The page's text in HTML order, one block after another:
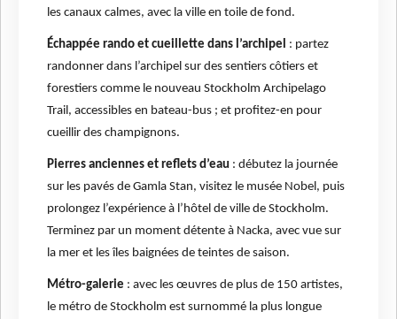
les canaux calmes, avec la ville en toile de fond.
Échappée rando et cueillette dans l’archipel : partez
randonner dans l’archipel sur des sentiers côtiers et
forestiers comme le nouveau Stockholm Archipelago
Trail, accessibles en bateau-bus ; et profitez-en pour
cueillir des champignons.
Pierres anciennes et reflets d’eau : débutez la journée
sur les pavés de Gamla Stan, visitez le musée Nobel, puis
prolongez l’expérience à l’hôtel de ville de Stockholm.
Terminez par un moment détente à Nacka, avec vue sur
la mer et les îles baignées de teintes de saison.
Métro-galerie : avec les œuvres de plus de 150 artistes,
le métro de Stockholm est surnommé la plus longue